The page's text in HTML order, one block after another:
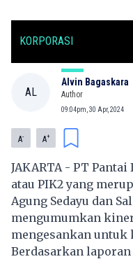
KORPORASI
AL
Alvin Bagaskara
Author
09:04pm, 30 Apr, 2024
A- A+
JAKARTA - PT
atau PIK2 yang
Agung Sedayu dan
mengumumkan
mengesankan untuk
Berdasarkan